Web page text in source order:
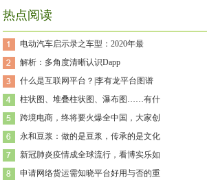
热点阅读
电动汽车启示录之车型：2020年最
解析：多角度清晰认识Dapp
什么是互联网平台？|李有龙平台图谱
柱状图、堆叠柱状图、瀑布图……有什
跨境电商，终将要火爆全中国，大家创
永和豆浆：做的是豆浆，传承的是文化
新冠肺炎疫情成全球流行，看博实乐如
申请网络货运需知晓平台好用与否的重